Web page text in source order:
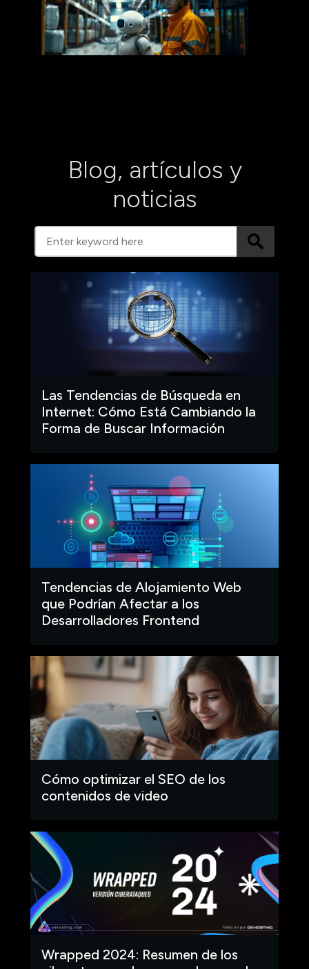
Blog, artículos y
noticias
Las Tendencias de Búsqueda en
Internet: Cómo Está Cambiando la
Forma de Buscar Información
Tendencias de Alojamiento Web
que Podrían Afectar a los
Desarrolladores Frontend
Cómo optimizar el SEO de los
contenidos de video
Wrapped 2024: Resumen de los